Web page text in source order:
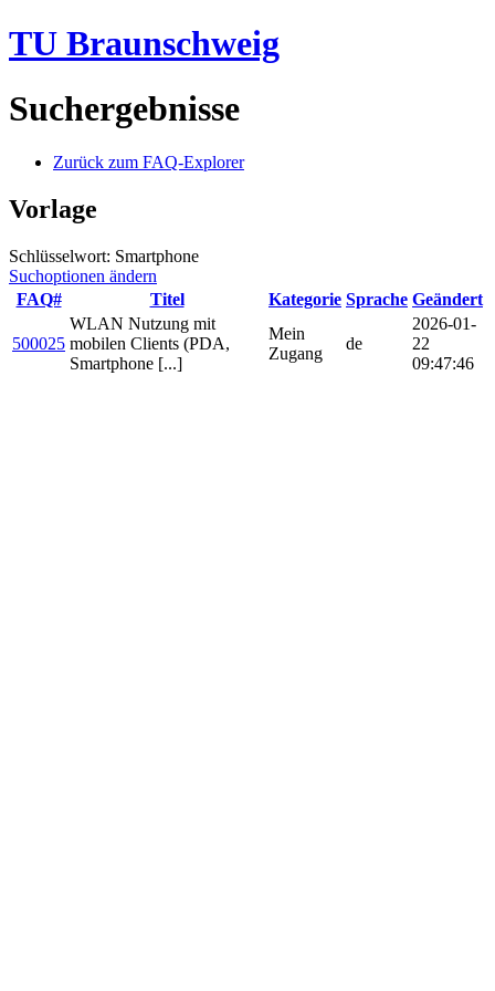
TU Braunschweig
Suchergebnisse
Zurück zum FAQ-Explorer
Vorlage
Schlüsselwort: Smartphone
Suchoptionen ändern
FAQ#
Titel Kategorie Sprache Geändert
500025
WLAN Nutzung mit
mobilen Clients (PDA,
Smartphone [...]
Mein
Zugang
de
2026-01-
22
09:47:46